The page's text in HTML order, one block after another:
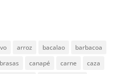
arroz bacalao
barbacoa
brasas canapé carne
caza